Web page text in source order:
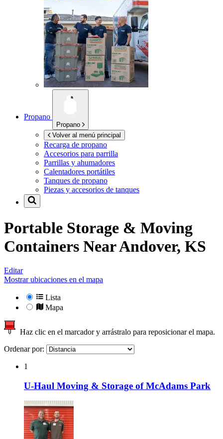
Propano
Propano
Volver al menú principal
Recarga de propano
Accesorios para parrilla
Parrillas y ahumadores
Calentadores portátiles
Tanques de propano
Piezas y accesorios de tanques
Portable Storage & Moving
Containers NearAndover, KS
Editar
Mostrar ubicaciones en el mapa
Lista
Mapa
Haz clic en el marcador y arrástralo para reposicionar el mapa.
Ordenar por:
1
U-Haul Moving & Storage of McAdams Park